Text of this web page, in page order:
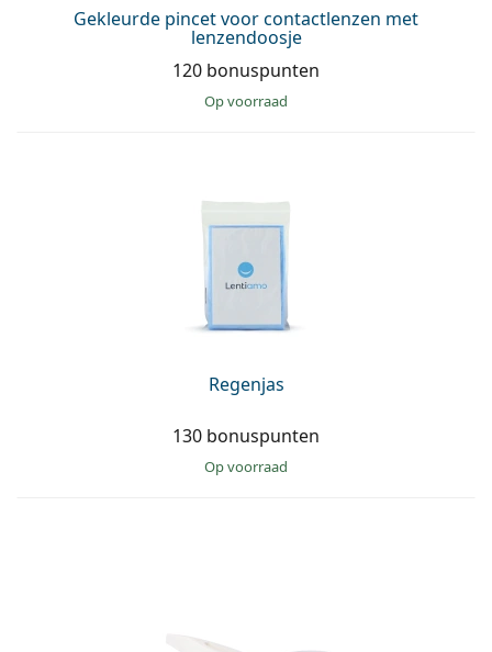
Gekleurde pincet voor contactlenzen met
lenzendoosje
120 bonuspunten
op voorraad
Regenjas
130 bonuspunten
op voorraad